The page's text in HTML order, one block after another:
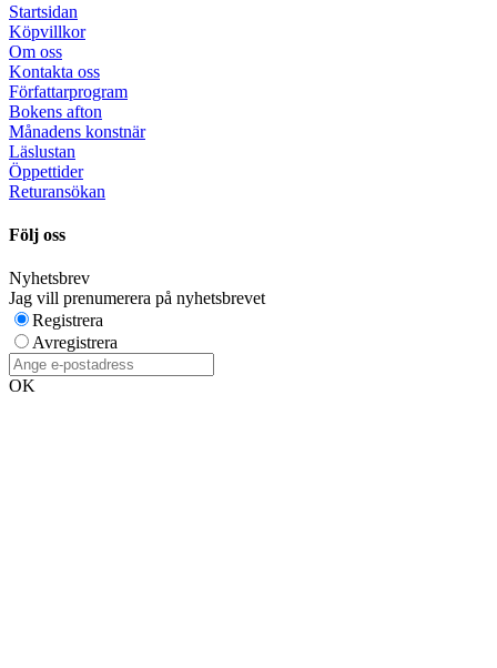
Startsidan
Köpvillkor
Om oss
Kontakta oss
Författarprogram
Bokens afton
Månadens konstnär
Läslustan
Öppettider
Returansökan
Följ oss
Nyhetsbrev
Jag vill prenumerera på nyhetsbrevet
Registrera
Avregistrera
OK